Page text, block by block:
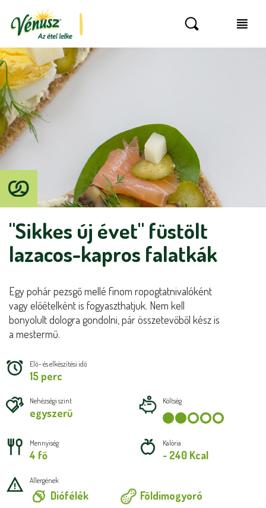
"Sikkes új évet" füstölt
lazacos-kapros falatkák
Egy pohár pezsgő mellé finom ropogtatnivalóként
vagy előételként is fogyaszthatjuk. Nem kell
bonyolult dologra gondolni, pár összetevőből kész is
a mestermű.
Elő- és elkészítési idő
15 perc
Nehézségi szint
egyszerű
Költség
Mennyiség
4 fő
Kalória
~ 240 Kcal
Allergének
Diófélék Földimogyoró